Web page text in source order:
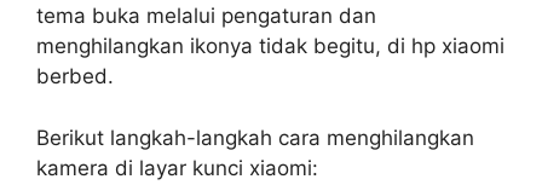
tema buka melalui pengaturan dan
menghilangkan ikonya tidak begitu, di hp xiaomi
berbed.
Berikut langkah-langkah cara menghilangkan
kamera di layar kunci xiaomi: